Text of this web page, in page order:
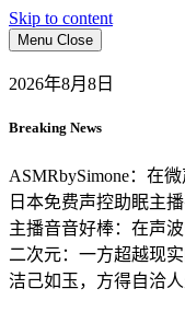
Skip to content
Menu Close
2026年8月8日
Breaking News
ASMRbySimone：在
日本免费声控助眠主
主播音音好棒：在声
二次元：一方超越现
洁己如玉，方得自洽